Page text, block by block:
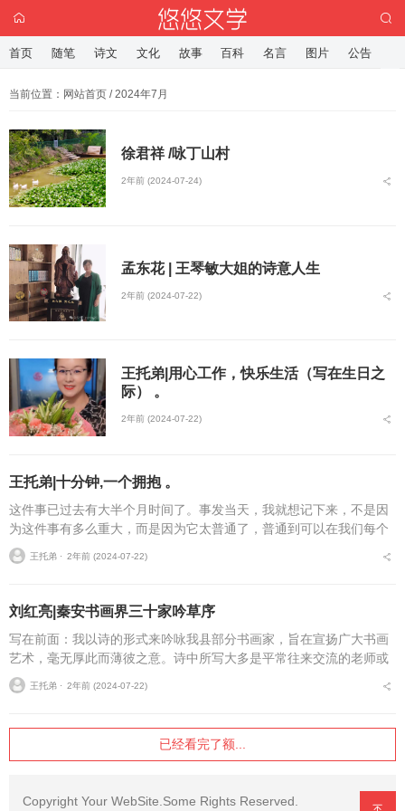
当前位置： 网站首页 / 2024年7月
徐君祥 /咏丁山村
2年前 (2024-07-24)
孟东花 | 王琴敏大姐的诗意人生
2年前 (2024-07-22)
王托弟|用心工作，快乐生活（写在生日之
际） 。
2年前 (2024-07-22)
王托弟|十分钟,一个拥抱 。
这件事已过去有大半个月时间了。事发当天，我就想记下来，不是因
为这件事有多么重大，而是因为它太普通了，普通到可以在我们每个
人的身上都能看到它的影子，或明显或稀微。事情是这样的：大半个
月前的一天。午饭过后...
王托弟 ⋅ 2年前 (2024-07-22)
刘红亮|秦安书画界三十家吟草序
写在前面：我以诗的形式来吟咏我县部分书画家，旨在宣扬广大书画
艺术，毫无厚此而薄彼之意。诗中所写大多是平常往来交流的老师或
艺友们，仅就我个人在平日于我县书画采风活动中的一些接触和认
知，或于聚会时的友谊往...
王托弟 ⋅ 2年前 (2024-07-22)
已经看完了额...
首页 随笔 诗文 文化 故事 百科 名言 图片 公告
Copyright Your WebSite.Some Rights Reserved.